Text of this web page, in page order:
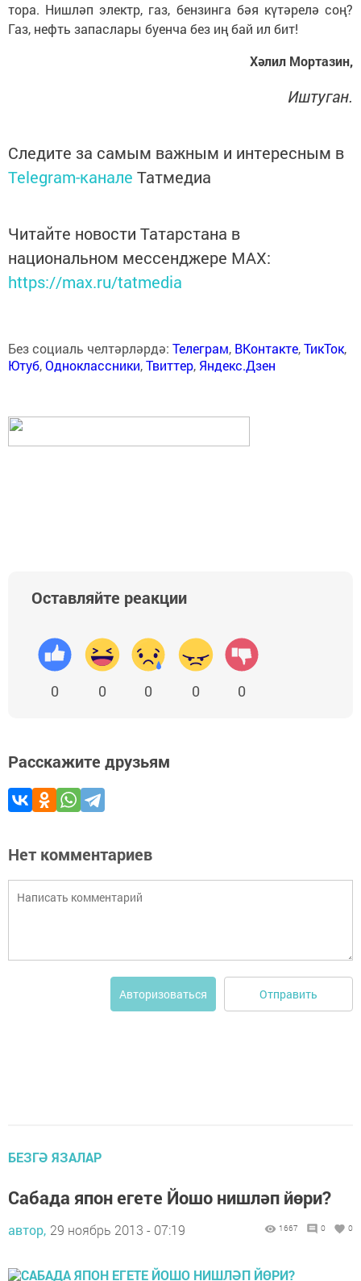
тора. Нишләп электр, газ, бензинга бәя күтәрелә соң?
Газ, нефть запаслары буенча без иң бай ил бит!
Хәлил Мортазин,
Иштуган.
Следите за самым важным и интересным в
Telegram-канале Татмедиа
Читайте новости Татарстана в
национальном мессенджере MАХ:
https://max.ru/tatmedia
Без социаль челтәрләрдә: Телеграм, ВКонтакте,ТикТок,
Ютуб,Одноклассники,Твиттер, Яндекс.Дзен
Оставляйте реакции
0 0 0 0 0
Расскажите друзьям
Нет комментариев
Авторизоваться Отправить
БЕЗГӘ ЯЗАЛАР
Сабада япон егете Йошо нишләп йөри?
автор, 29 ноябрь 2013 - 07:19 1667 0 0